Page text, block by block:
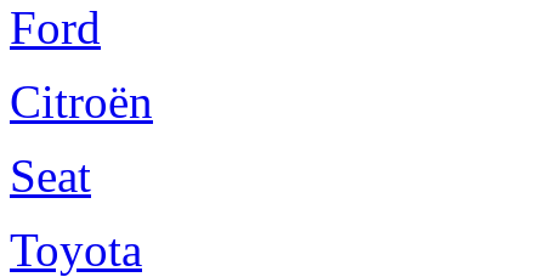
Ford
Citroën
Seat
Toyota